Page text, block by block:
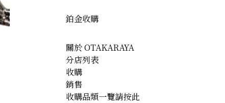
鉑金收購
關於 OTAKARAYA
分店列表
收購
銷售
收購品類一覽請按此